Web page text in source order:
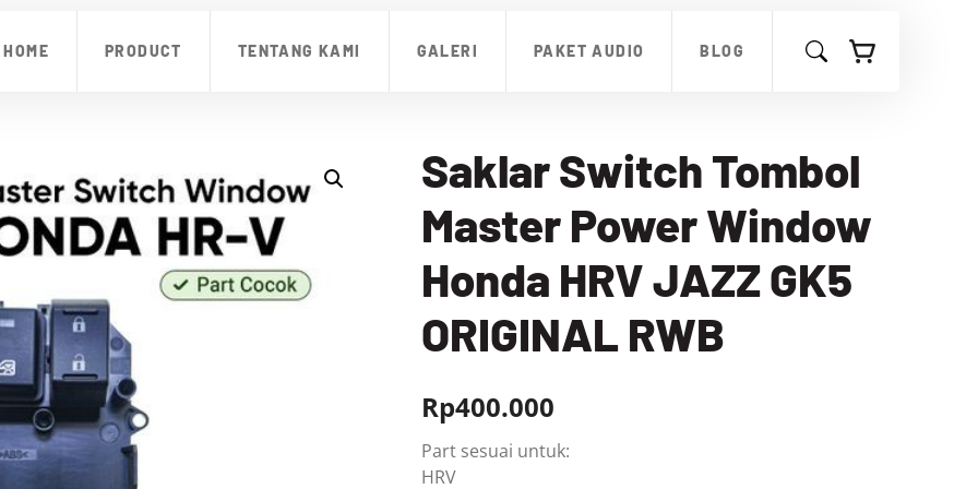
HOME PRODUCT TENTANG KAMI GALERI PAKET AUDIO BLOG
Saklar Switch Tombol
Master Power Window
Honda HRV JAZZ GK5
ORIGINAL RWB
Rp400.000
Part sesuai untuk:
HRV
Master
JAZZ
GK5
ORIGINAL
RWB